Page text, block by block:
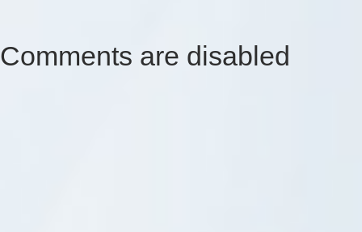
Comments are disabled